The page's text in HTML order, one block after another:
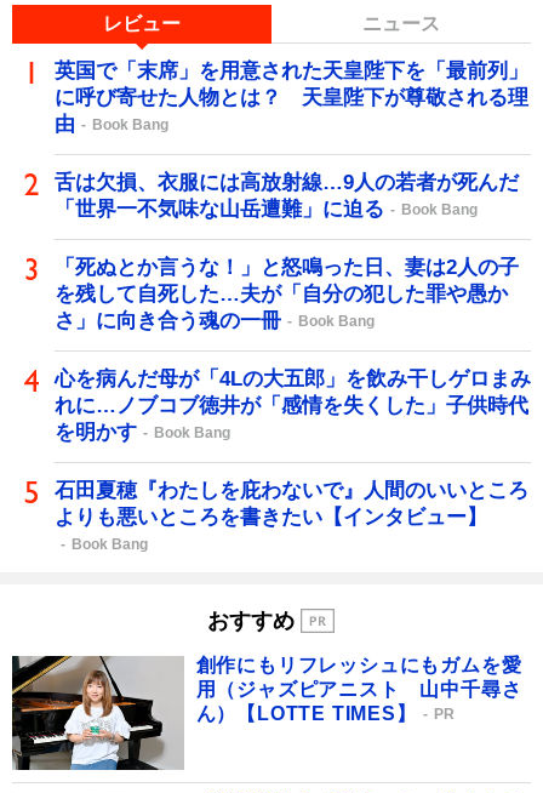
レビュー ニュース
英国で「末席」を用意された天皇陛下を「最前列」
に呼び寄せた人物とは？ 天皇陛下が尊敬される理
由
Book Bang
舌は欠損、衣服には高放射線…9人の若者が死んだ
「世界一不気味な山岳遭難」に迫る
Book Bang
「死ぬとか言うな！」と怒鳴った日、妻は2人の子
を残して自死した…夫が「自分の犯した罪や愚か
さ」に向き合う魂の一冊
Book Bang
心を病んだ母が「4Lの大五郎」を飲み干しゲロまみ
れに…ノブコブ徳井が「感情を失くした」子供時代
を明かす
Book Bang
石田夏穂『わたしを庇わないで』人間のいいところ
よりも悪いところを書きたい【インタビュー】
Book Bang
おすすめ
創作にもリフレッシュにもガムを愛
用（ジャズピアニスト 山中千尋さ
ん）【LOTTE TIMES】
PR